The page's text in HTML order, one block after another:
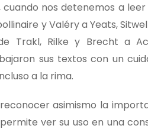
nos detenemos a
y Valéry a Yeats,
Trakl, Rilke y Brecht a
sus textos con un
a la rima.
asimismo la
ver su uso en una